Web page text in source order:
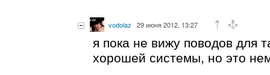
vodolaz 29 июня 2012, 13:27
я пока не вижу поводов для
хорошей системы, но это